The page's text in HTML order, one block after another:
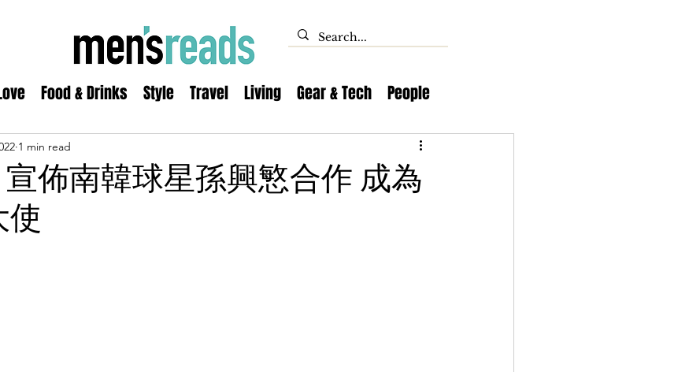
Food & Drinks Style Travel Living Gear & Tech People
宣佈南韓球星孫興慜合作 成為
1 min read